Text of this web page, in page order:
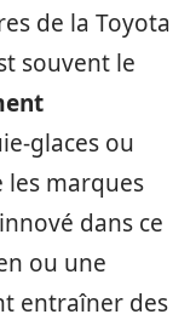
de la Toyota
souvent le
glaces ou
les marques
dans ce
ou une
entraîner des